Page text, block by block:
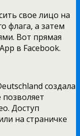
свое лицо на
флага, а затем
Вот прямая
в Facebook.
создала
Доступ
на страничке